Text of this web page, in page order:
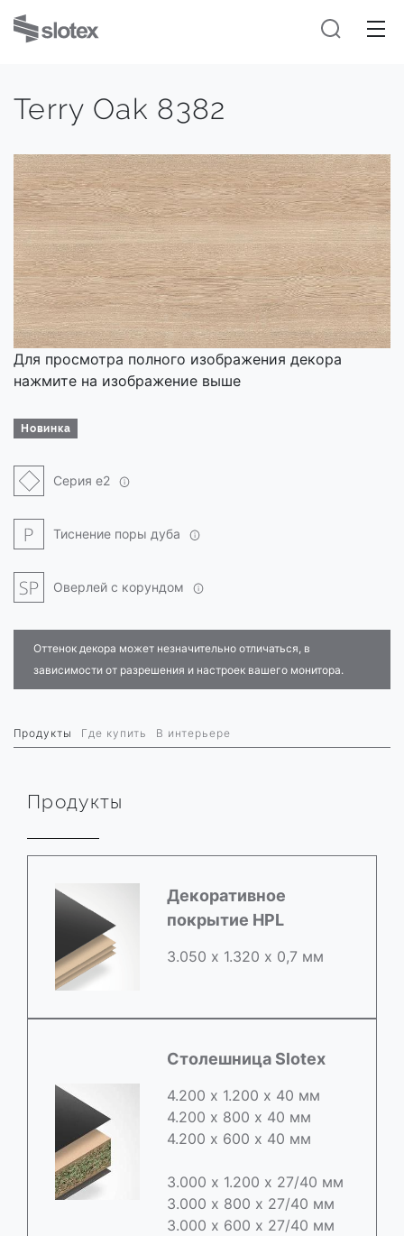
Terry Oak 8382
Для просмотра полного изображения декора
нажмите на изображение выше
Новинка
Серия e2
Тиснение поры дуба
Оверлей с корундом
Оттенок декора может незначительно отличаться, в
зависимости от разрешения и настроек вашего монитора.
Продукты Где купить В интерьере
Продукты
Декоративное
покрытие HPL
3.050 х 1.320 х 0,7 мм
Столешница Slotex
4.200 х 1.200 х 40 мм
4.200 х 800 х 40 мм
4.200 х 600 х 40 мм
3.000 х 1.200 х 27/40 мм
3.000 х 800 х 27/40 мм
3.000 х 600 х 27/40 мм